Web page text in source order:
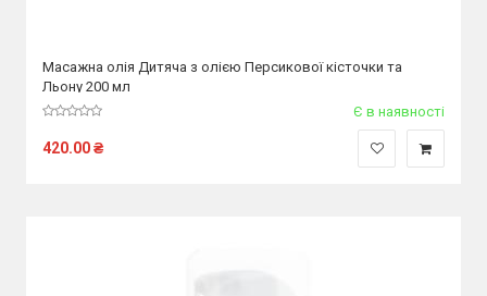
Масажна олія Дитяча з олією Персикової кісточки та
Льону 200 мл
Є в наявності
420.00₴